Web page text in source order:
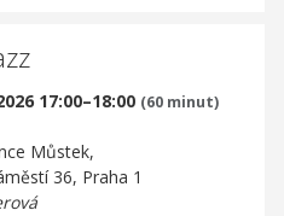
17:00–18:00 (60 minut)
Můstek,
36, Praha 1